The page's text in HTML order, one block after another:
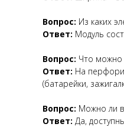
Вопрос: Из каких
Ответ: Модуль
Вопрос: Что можно
Ответ: На
(батарейки,
Вопрос: Можно ли
Ответ: Да,